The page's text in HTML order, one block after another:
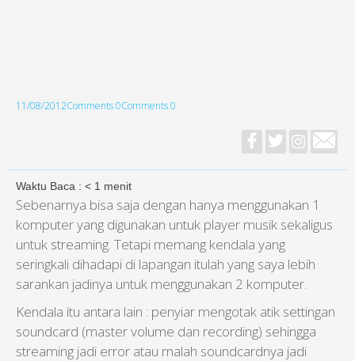
11/08/2012Comments 0Comments 0
Waktu Baca : < 1 menit
Sebenarnya bisa saja dengan hanya menggunakan 1
komputer yang digunakan untuk player musik sekaligus
untuk streaming. Tetapi memang kendala yang
seringkali dihadapi di lapangan itulah yang saya lebih
sarankan jadinya untuk menggunakan 2 komputer.
Kendala itu antara lain : penyiar mengotak atik settingan
soundcard (master volume dan recording) sehingga
streaming jadi error atau malah soundcardnya jadi